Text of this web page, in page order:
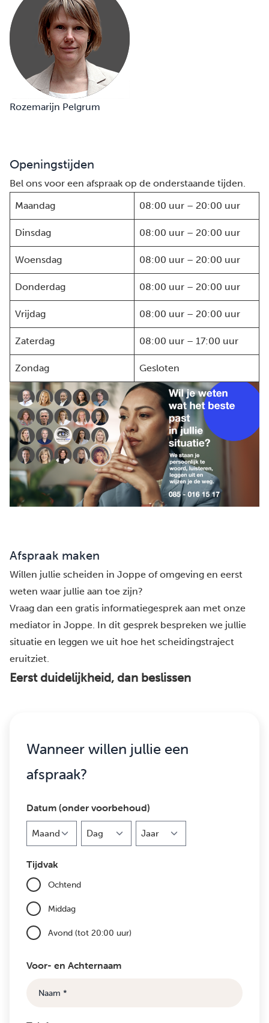
Rozemarijn Pelgrum
Openingstijden
Bel ons voor een afspraak op de onderstaande tijden.
Maandag
08:00 uur – 20:00 uur
Dinsdag 08:00 uur – 20:00 uur
Woensdag 08:00 uur – 20:00 uur
Donderdag 08:00 uur – 20:00 uur
Vrijdag 08:00 uur – 20:00 uur
Zaterdag 08:00 uur – 17:00 uur
Zondag Gesloten
Afspraak maken
Willen jullie scheiden in Joppe of omgeving en eerst
weten waar jullie aan toe zijn?
Vraag dan een gratis informatiegesprek aan met onze
mediator in Joppe. In dit gesprek bespreken we jullie
situatie en leggen we uit hoe het scheidingstraject
eruitziet.
Eerst duidelijkheid, dan beslissen
Wanneer willen jullie een
afspraak?
Datum (onder voorbehoud)
Tijdvak
Ochtend
Middag
Avond (tot 20:00 uur)
Voor- en Achternaam